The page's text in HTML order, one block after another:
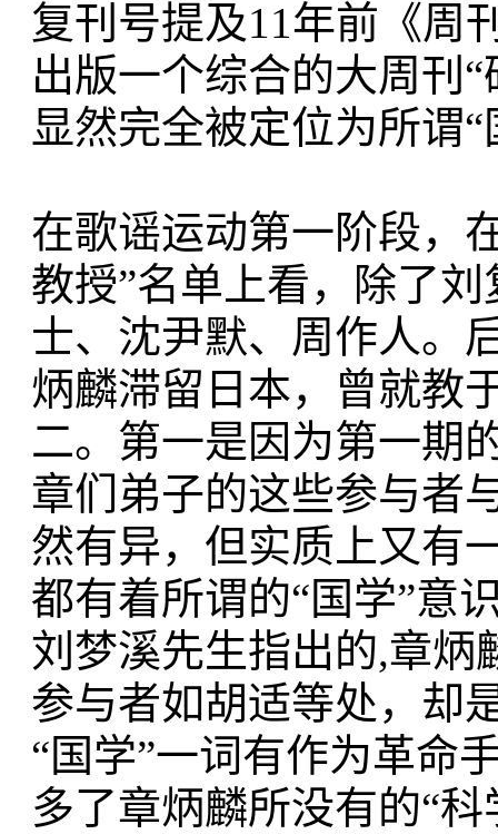
复刊号提及11年前《周
出版一个综合的大周刊
显然完全被定位为所谓
在歌谣运动第一阶段，
教授”名单上看，除了
士、沈尹默、周作人。
炳麟滞留日本，曾就教
二。第一是因为第一期
章们弟子的这些参与者
然有异，但实质上又有
都有着所谓的“国学”意
刘梦溪先生指出的,章炳
参与者如胡适等处，却
“国学”一词有作为革命
多了章炳麟所没有的“